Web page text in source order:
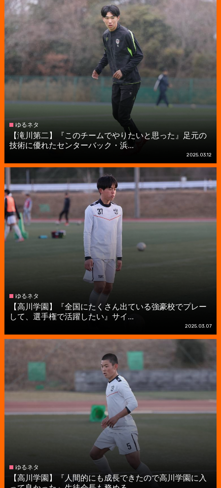
ゆるネタ
【滝川第二】『このチームでやりたいと思った』足元の
技術に優れたセンターバック・浜...
2025.03.12
ゆるネタ
【高川学園】『全国にたくさん出ている強豪校でプレー
して、選手権で活躍したい』サイ...
2025.03.07
ゆるネタ
【高川学園】『人間的にも成長できたので高川学園に入